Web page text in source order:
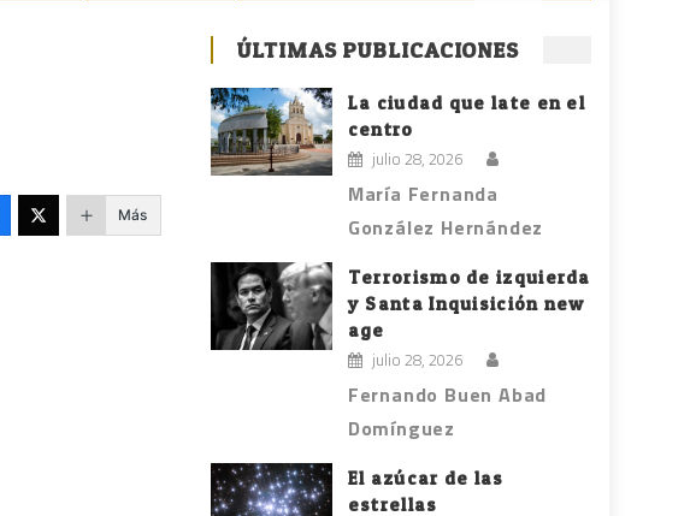
Más
ÚLTIMAS PUBLICACIONES
La ciudad que late en el
centro
julio 28, 2026
María Fernanda
González Hernández
Terrorismo de izquierda
y Santa Inquisición new
age
julio 28, 2026
Fernando Buen Abad
Domínguez
El azúcar de las
estrellas